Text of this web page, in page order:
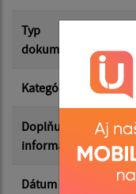
Typ
dokumentu
Kategória
Doplňujúce
informácie
Dátum